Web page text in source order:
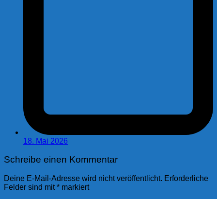
18. Mai 2026
Schreibe einen Kommentar
Deine E-Mail-Adresse wird nicht veröffentlicht. Erforderliche
Felder sind mit* markiert